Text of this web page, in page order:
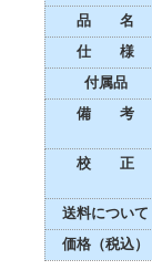
品 名
仕 様
付属品
備 考
校 正
送料について
価格（税込）